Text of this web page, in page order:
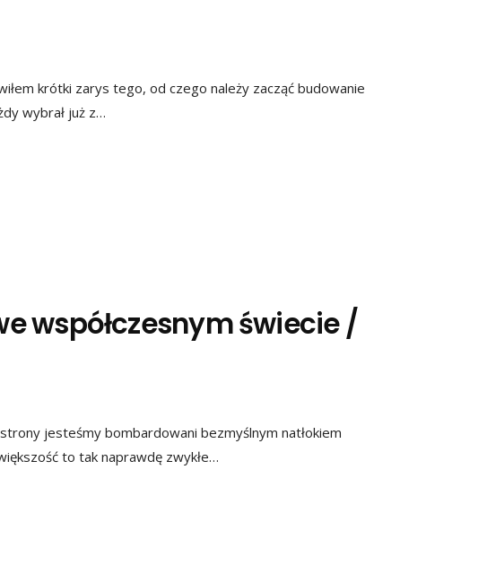
krótki zarys tego, od czego należy zacząć budowanie
wybrał już z…
współczesnym świecie /
jesteśmy bombardowani bezmyślnym natłokiem
to tak naprawdę zwykłe…